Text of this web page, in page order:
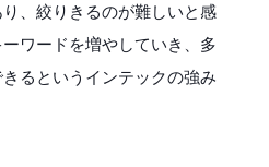
、絞りきるのが難しいと感
ワードを増やしていき、多
るというインテックの強み